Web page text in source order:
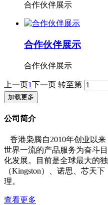
合作伙伴展示
合作伙伴展示
合作伙伴展示
上一页1下一页 转至第
加载更多
公司简介
香港枭腾自2010年创业以
世界一流的产品服务为奋斗
化发展。目前是全球最大的
（Kingston）、诺思、芯天
理。
查看更多